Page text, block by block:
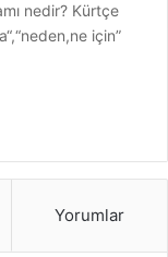
nedir? Kürtçe
için”
Yorumlar